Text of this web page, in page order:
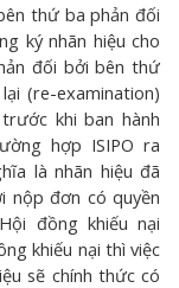
thứ ba phản đối
ký nhãn hiệu cho
đối bởi bên thứ
(re-examination)
khi ban hành
hợp ISIPO ra
là nhãn hiệu đã
nộp đơn có quyền
đồng khiếu nại
khiếu nại thì việc
sẽ chính thức có